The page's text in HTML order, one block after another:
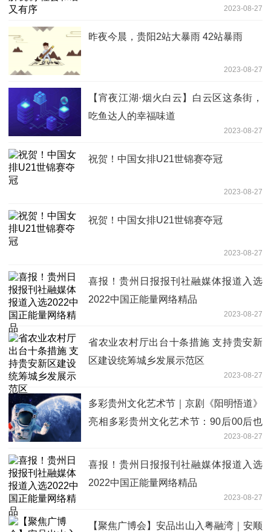
2023-08-27
昨夜今晨，贵阳2站大暴雨 42站暴雨
2023-08-27
【宵夜江湖·烟火白云】白云区这条街，
吃鱼达人的幸福味道
2023-08-27
祝贺！中国女排U21世锦赛夺冠
2023-08-27
祝贺！中国女排U21世锦赛夺冠
2023-08-27
喜报！贵州日报报刊社融媒体报道入选
2022中国正能量网络精品
2023-08-27
省农业农村厅出台十条措施 支持贵安新
区建设统筹城乡发展示范区
2023-08-27
多彩贵州文化艺术节｜京剧《阳明悟道》
亮相多彩贵州文化艺术节：90后00后也
2023-08-27
喜报！贵州日报报刊社融媒体报道入选
2022中国正能量网络精品
2023-08-27
【聚焦广博会】安品出山入粤融湾｜安顺